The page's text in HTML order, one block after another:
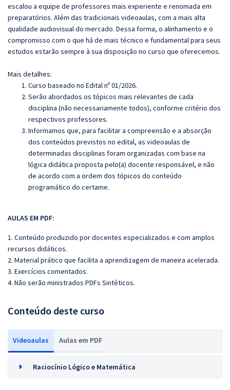
escalou a equipe de professores mais experiente e renomada em
preparatórios. Além das tradicionais videoaulas, com a mais alta
qualidade audiovisual do mercado. Dessa forma, o alinhamento e o
compromisso com o que há de mais técnico e fundamental para seus
estudos estarão sempre à sua disposição no curso que oferecemos.
Mais detalhes:
Curso baseado no Edital nº 01/2026.
Serão abordados os tópicos mais relevantes de cada
disciplina (não necessariamente todos), conforme critério dos
respectivos professores.
Informamos que, para facilitar a compreensão e a absorção
dos conteúdos previstos no edital, as videoaulas de
determinadas disciplinas foram organizadas com base na
lógica didática proposta pelo(a) docente responsável, e não
de acordo com a ordem dos tópicos do conteúdo
programático do certame.
AULAS EM PDF:
1. Conteúdo produzido por docentes especializados e com amplos
recursos didáticos.
2. Material prático que facilita a aprendizagem de maneira acelerada.
3. Exercícios comentados.
4. Não serão ministrados PDFs Sintéticos.
Conteúdo deste curso
Videoaulas Aulas em PDF
Raciocínio Lógico e Matemática